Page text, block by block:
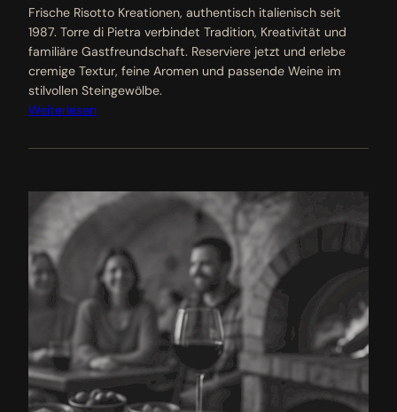
Frische Risotto Kreationen, authentisch italienisch seit
1987. Torre di Pietra verbindet Tradition, Kreativität und
familiäre Gastfreundschaft. Reserviere jetzt und erlebe
cremige Textur, feine Aromen und passende Weine im
stilvollen Steingewölbe.
Weiterlesen